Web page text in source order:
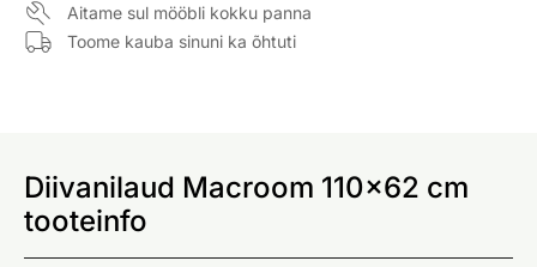
Aitame sul mööbli kokku panna
Toome kauba sinuni ka õhtuti
Diivanilaud Macroom 110x62 cm
tooteinfo